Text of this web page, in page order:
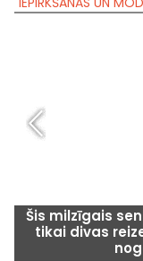
Šis milzīgais
tikai divas